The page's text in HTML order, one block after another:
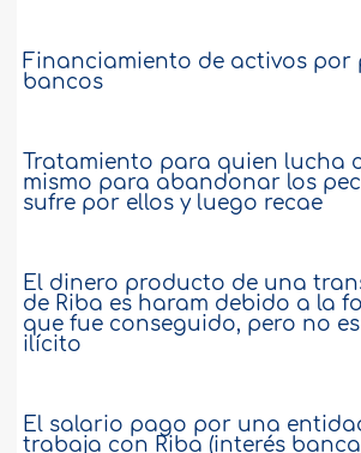
Financiamiento de activos por
bancos
Tratamiento para quien lucha
mismo para abandonar los
sufre por ellos y luego recae
El dinero producto de una
de Riba es haram debido a la
que fue conseguido, pero no
ilícito
El salario pago por una
trabaja con Riba (interés